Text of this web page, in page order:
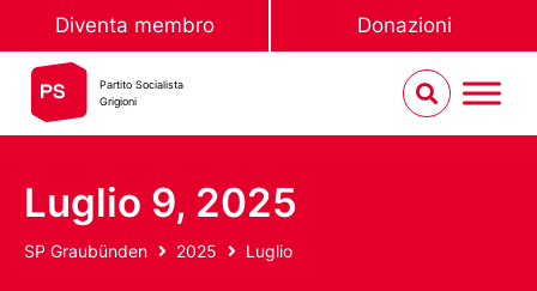
Diventa membro Donazioni
Partito Socialista
Grigioni
Luglio 9, 2025
SP Graubünden 2025 Luglio